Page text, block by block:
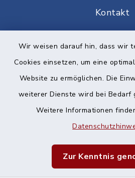
Wir weisen darauf hin, dass wir
Cookies einsetzen, um eine
Website zu ermöglichen. Die
weiterer Dienste wird bei Bedarf
Weitere Informationen
Zur Kenntnis
Kontakt
Sitemap
Cookie-